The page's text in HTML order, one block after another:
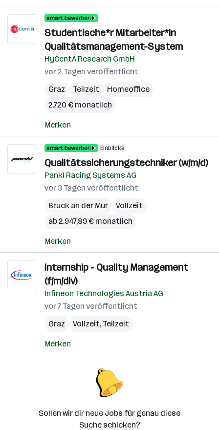
Studentische*r Mitarbeiter*in
Qualitätsmanagement-System
HyCentA Research GmbH
vor 2 Tagen veröffentlicht
Graz
Teilzeit
Homeoffice
2.720 € monatlich
Merken
Einblicke
Qualitätssicherungstechniker (w/m/d)
Pankl Racing Systems AG
vor 3 Tagen veröffentlicht
Bruck an der Mur
Vollzeit
ab 2.947,89 € monatlich
Merken
Internship - Quality Management
(f/m/div)
Infineon Technologies Austria AG
vor 7 Tagen veröffentlicht
Graz
Vollzeit, Teilzeit
Merken
Sollen wir dir neue Jobs für genau diese
Suche schicken?